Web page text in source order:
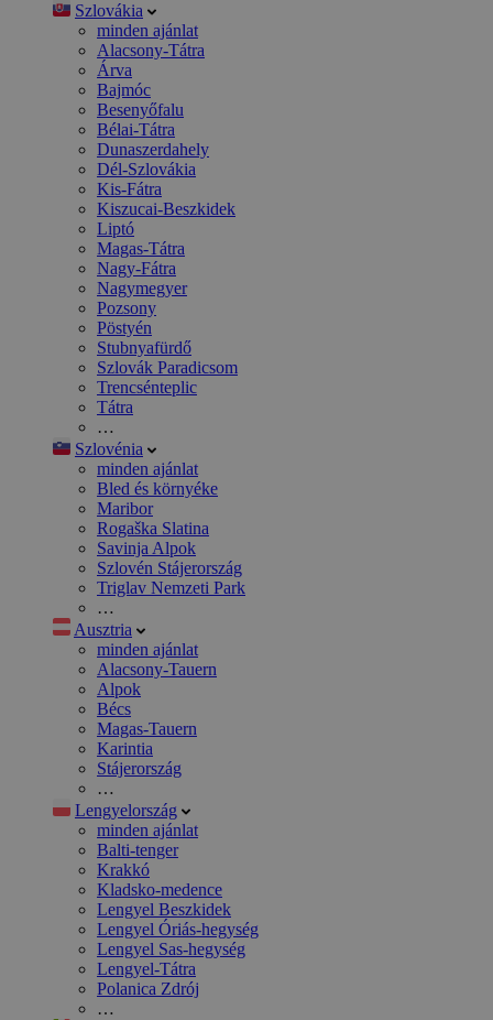
Szlovákia
minden ajánlat
Alacsony-Tátra
Árva
Bajmóc
Besenyőfalu
Bélai-Tátra
Dunaszerdahely
Dél-Szlovákia
Kis-Fátra
Kiszucai-Beszkidek
Liptó
Magas-Tátra
Nagy-Fátra
Nagymegyer
Pozsony
Pöstyén
Stubnyafürdő
Szlovák Paradicsom
Trencsénteplic
Tátra
…
Szlovénia
minden ajánlat
Bled és környéke
Maribor
Rogaška Slatina
Savinja Alpok
Szlovén Stájerország
Triglav Nemzeti Park
…
Ausztria
minden ajánlat
Alacsony-Tauern
Alpok
Bécs
Magas-Tauern
Karintia
Stájerország
…
Lengyelország
minden ajánlat
Balti-tenger
Krakkó
Kladsko-medence
Lengyel Beszkidek
Lengyel Óriás-hegység
Lengyel Sas-hegység
Lengyel-Tátra
Polanica Zdrój
…